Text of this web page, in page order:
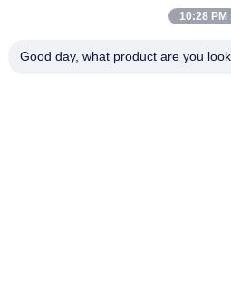
CNC δομών γρανίτη τηλεοπτική
10:28 PM
Good day, what product are you